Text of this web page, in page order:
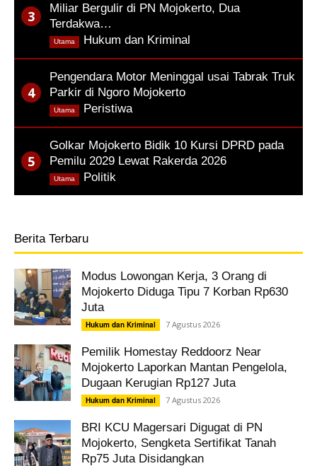
Miliar Bergulir di PN Mojokerto, Dua
Terdakwa…
Hukum dan Kriminal
Utama
Pengendara Motor Meninggal usai Tabrak Truk
Parkir di Ngoro Mojokerto
Peristiwa
Utama
Golkar Mojokerto Bidik 10 Kursi DPRD pada
Pemilu 2029 Lewat Rakerda 2026
Politik
Utama
Berita Terbaru
Modus Lowongan Kerja, 3 Orang di
Mojokerto Diduga Tipu 7 Korban Rp630
Juta
Hukum dan Kriminal 7 Agustus 2026
Pemilik Homestay Reddoorz Near
Mojokerto Laporkan Mantan Pengelola,
Dugaan Kerugian Rp127 Juta
Hukum dan Kriminal 7 Agustus 2026
BRI KCU Magersari Digugat di PN
Mojokerto, Sengketa Sertifikat Tanah
Rp75 Juta Disidangkan